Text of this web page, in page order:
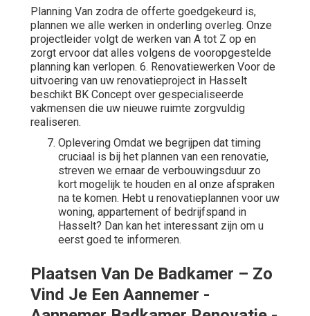
Planning Van zodra de offerte goedgekeurd is,
plannen we alle werken in onderling overleg. Onze
projectleider volgt de werken van A tot Z op en
zorgt ervoor dat alles volgens de vooropgestelde
planning kan verlopen. 6. Renovatiewerken Voor de
uitvoering van uw renovatieproject in Hasselt
beschikt BK Concept over gespecialiseerde
vakmensen die uw nieuwe ruimte zorgvuldig
realiseren.
Oplevering Omdat we begrijpen dat timing
cruciaal is bij het plannen van een renovatie,
streven we ernaar de verbouwingsduur zo
kort mogelijk te houden en al onze afspraken
na te komen. Hebt u renovatieplannen voor uw
woning, appartement of bedrijfspand in
Hasselt? Dan kan het interessant zijn om u
eerst goed te informeren.
Plaatsen Van De Badkamer – Zo
Vind Je Een Aannemer -